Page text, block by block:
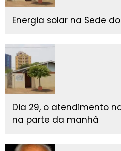
Energia solar na Sede
Dia 29, o atendimento
na parte da manhã